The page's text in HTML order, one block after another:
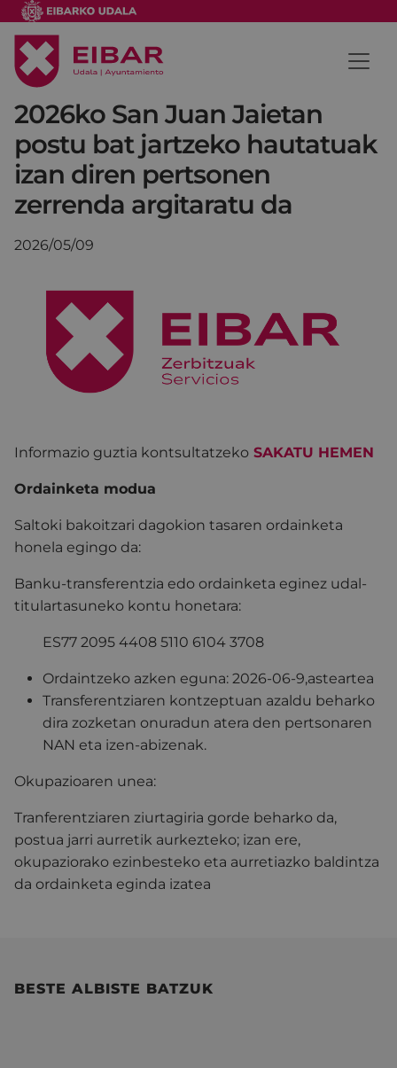
2026ko San Juan Jaietan
postu bat jartzeko hautatuak
izan diren pertsonen
zerrenda argitaratu da
2026/05/09
Informazio guztia kontsultatzeko SAKATU HEMEN
Ordainketa modua
Saltoki bakoitzari dagokion tasaren ordainketa
honela egingo da:
Banku-transferentzia edo ordainketa eginez udal-
titulartasuneko kontu honetara:
ES77 2095 4408 5110 6104 3708
Ordaintzeko azken eguna: 2026-06-9,asteartea
Transferentziaren kontzeptuan azaldu beharko
dira zozketan onuradun atera den pertsonaren
NAN eta izen-abizenak.
Okupazioaren unea:
Tranferentziaren ziurtagiria gorde beharko da,
postua jarri aurretik aurkezteko; izan ere,
okupaziorako ezinbesteko eta aurretiazko baldintza
da ordainketa eginda izatea
BESTE ALBISTE BATZUK